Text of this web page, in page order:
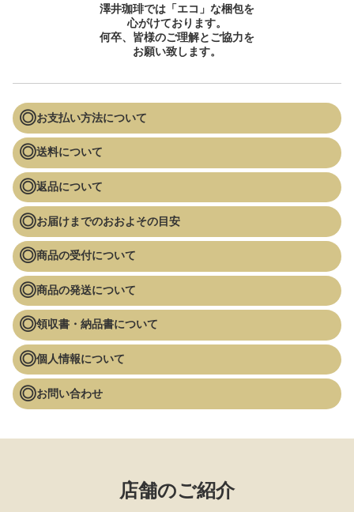
澤井珈琲では「エコ」な梱包を
心がけております。
何卒、皆様のご理解とご協力を
お願い致します。
お支払い方法について
送料について
返品について
お届けまでのおおよその目安
商品の受付について
商品の発送について
領収書・納品書について
個人情報について
お問い合わせ
店舗のご紹介